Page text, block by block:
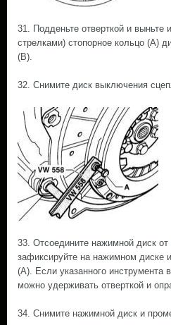
31. Подденьте отверткой и выньте
стрелками) стопорное кольцо (А)
(В).
32. Снимите диск выключения
33. Отсоедините нажимной диск
зафиксируйте на нажимном диске
(А). Если указанного инструмента
можно удерживать отверткой и
34. Снимите нажимной диск и